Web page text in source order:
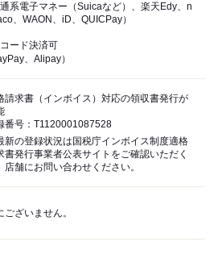
通系電子マネー（Suicaなど）、楽天Edy、n
、WAON、iD、QUICPay）
ード決済可
、Alipay）
請求書（インボイス）対応の領収書発行が
番号：T1120001087528
の登録状況は国税庁インボイス制度適格
書発行事業者公表サイトをご確認いただく
店舗にお問い合わせください。
ございません。